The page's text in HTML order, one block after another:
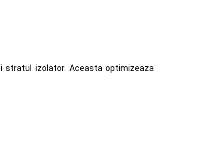
stratul izolator. Aceasta optimizeaza